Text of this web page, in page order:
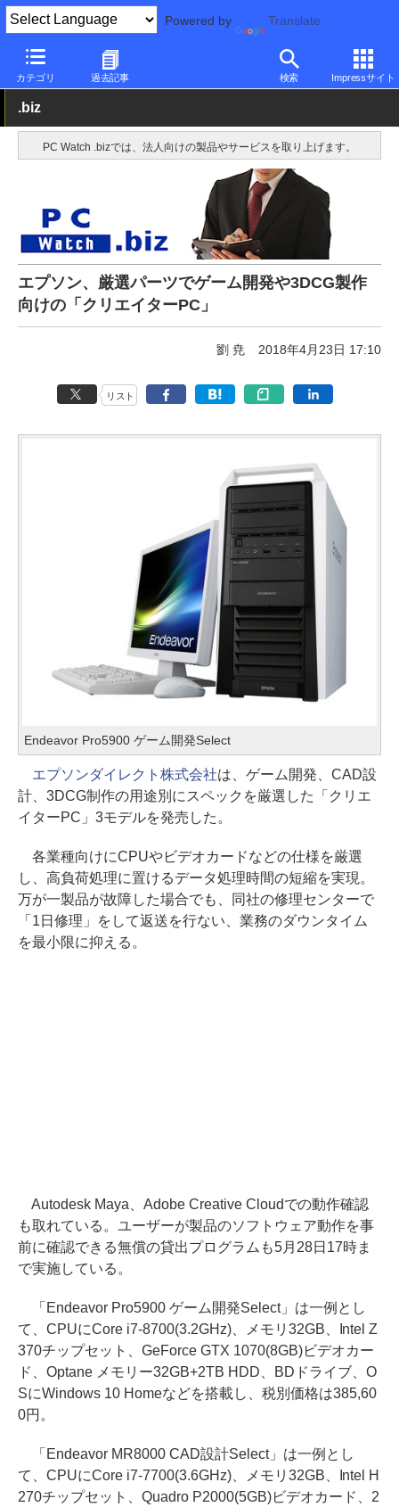
Powered by Translate
カテゴリ 過去記事 検索 Impressサイト
PC Watch パソコン/タブレット/スマートフォン デスクトップパ
.biz
PC Watch .bizでは、法人向けの製品やサービスを取り上げます。
エプソン、厳選パーツでゲーム開発や3DCG製作
向けの「クリエイターPC」
劉 尭 2018年4月23日 17:10
リスト
Endeavor Pro5900 ゲーム開発Select
エプソンダイレクト株式会社は、ゲーム開発、CAD設
計、3DCG制作の用途別にスペックを厳選した「クリエ
イターPC」3モデルを発売した。
各業種向けにCPUやビデオカードなどの仕様を厳選
し、高負荷処理に置けるデータ処理時間の短縮を実現。
万が一製品が故障した場合でも、同社の修理センターで
「1日修理」をして返送を行ない、業務のダウンタイム
を最小限に抑える。
Autodesk Maya、Adobe Creative Cloudでの動作確認
も取れている。ユーザーが製品のソフトウェア動作を事
前に確認できる無償の貸出プログラムも5月28日17時ま
で実施している。
「Endeavor Pro5900 ゲーム開発Select」は一例とし
て、CPUにCore i7-8700(3.2GHz)、メモリ32GB、Intel Z
370チップセット、GeForce GTX 1070(8GB)ビデオカー
ド、Optane メモリー32GB+2TB HDD、BDドライブ、O
SにWindows 10 Homeなどを搭載し、税別価格は385,60
0円。
「Endeavor MR8000 CAD設計Select」は一例とし
て、CPUにCore i7-7700(3.6GHz)、メモリ32GB、Intel H
270チップセット、Quadro P2000(5GB)ビデオカード、2